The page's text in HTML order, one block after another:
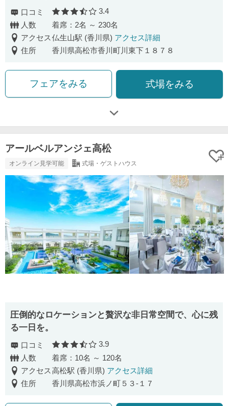
口コミ 口コミ評価
3.4
人数
着席：2名 ～ 230名
アクセス仏生山駅 (香川県) アクセス詳細
住所
香川県高松市香川町川東下１８７８
フェアをみる 式場をみる
アールベルアンジェ高松
オンライン見学可能 式場・ゲストハウス
圧倒的なロケーションと贅沢な非日常空間で、心に残
る一日を。
口コミ 口コミ評価
3.9
人数
着席：10名 ～ 120名
アクセス高松駅 (香川県) アクセス詳細
住所
香川県高松市浜ノ町５３‐１７